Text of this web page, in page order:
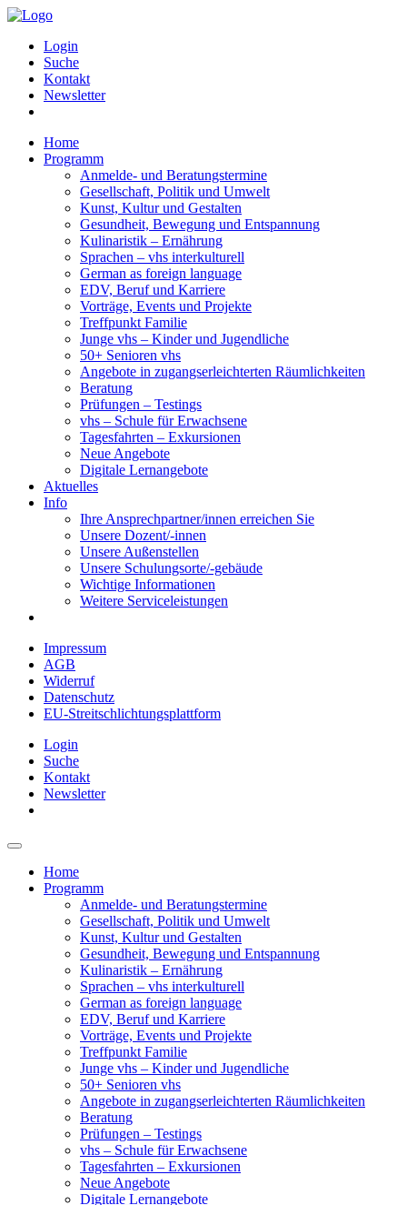
Login
Suche
Kontakt
Newsletter
Home
Programm
Anmelde- und Beratungstermine
Gesellschaft, Politik und Umwelt
Kunst, Kultur und Gestalten
Gesundheit, Bewegung und Entspannung
Kulinaristik – Ernährung
Sprachen – vhs interkulturell
German as foreign language
EDV, Beruf und Karriere
Vorträge, Events und Projekte
Treffpunkt Familie
Junge vhs – Kinder und Jugendliche
50+ Senioren vhs
Angebote in zugangserleichterten Räumlichkeiten
Beratung
Prüfungen – Testings
vhs – Schule für Erwachsene
Tagesfahrten – Exkursionen
Neue Angebote
Digitale Lernangebote
Aktuelles
Info
Ihre Ansprechpartner/innen erreichen Sie
Unsere Dozent/-innen
Unsere Außenstellen
Unsere Schulungsorte/-gebäude
Wichtige Informationen
Weitere Serviceleistungen
Impressum
AGB
Widerruf
Datenschutz
EU-Streitschlichtungsplattform
Login
Suche
Kontakt
Newsletter
Home
Programm
Anmelde- und Beratungstermine
Gesellschaft, Politik und Umwelt
Kunst, Kultur und Gestalten
Gesundheit, Bewegung und Entspannung
Kulinaristik – Ernährung
Sprachen – vhs interkulturell
German as foreign language
EDV, Beruf und Karriere
Vorträge, Events und Projekte
Treffpunkt Familie
Junge vhs – Kinder und Jugendliche
50+ Senioren vhs
Angebote in zugangserleichterten Räumlichkeiten
Beratung
Prüfungen – Testings
vhs – Schule für Erwachsene
Tagesfahrten – Exkursionen
Neue Angebote
Digitale Lernangebote